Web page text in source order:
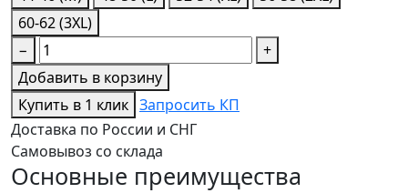
60-62 (3XL)
−
+
Добавить в корзину
Купить в 1 клик Запросить КП
Доставка по России и СНГ
Самовывоз со склада
Основные преимущества